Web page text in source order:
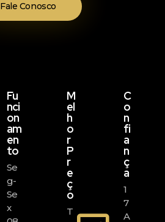
Fale Conosco
Fu
Nci
On
Am
En
To
Se
G-
Se
X
M
El
H
O
R
P
R
E
Ç
O
T
C
O
N
Fi
A
N
Ç
A
1
7
A